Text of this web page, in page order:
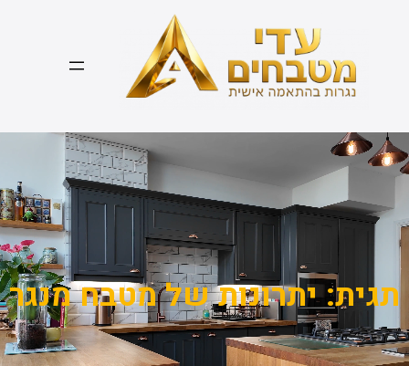
תגית:יתרונות של מטבח מנגר